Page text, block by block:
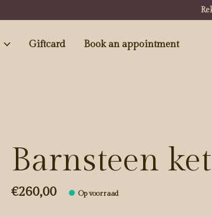
Giftcard Book an appointment
Barnsteen
€260,00 Op voorraad